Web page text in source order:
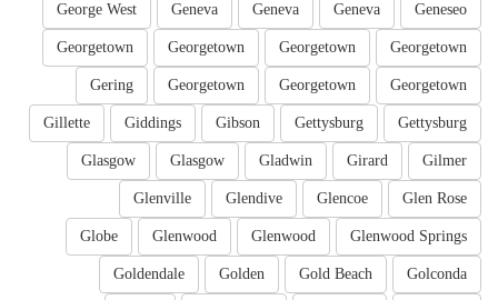
Geneseo
Geneva
Geneva
Geneva
George West
Georgetown
Georgetown
Georgetown
Georgetown
Georgetown
Georgetown
Georgetown
Gering
Gettysburg
Gettysburg
Gibson
Giddings
Gillette
Gilmer
Girard
Gladwin
Glasgow
Glasgow
Glen Rose
Glencoe
Glendive
Glenville
Glenwood Springs
Glenwood
Glenwood
Globe
Golconda
Gold Beach
Golden
Goldendale